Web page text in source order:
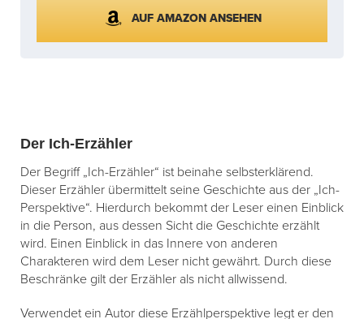
AUF AMAZON ANSEHEN
Der Ich-Erzähler
Der Begriff „Ich-Erzähler“ ist beinahe selbsterklärend.
Dieser Erzähler übermittelt seine Geschichte aus der „Ich-
Perspektive“. Hierdurch bekommt der Leser einen Einblick
in die Person, aus dessen Sicht die Geschichte erzählt
wird. Einen Einblick in das Innere von anderen
Charakteren wird dem Leser nicht gewährt. Durch diese
Beschränke gilt der Erzähler als nicht allwissend.
Verwendet ein Autor diese Erzählperspektive legt er den